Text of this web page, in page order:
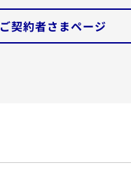
ご契約者さまページ